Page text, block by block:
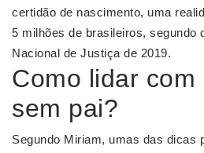
certidão de nascimento, uma
5 milhões de brasileiros, segundo
Nacional de Justiça de 2019.
Como lidar com
sem pai?
Segundo Miriam, umas das dicas